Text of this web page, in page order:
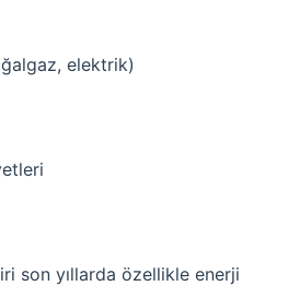
elektrik)
son yıllarda özellikle enerji